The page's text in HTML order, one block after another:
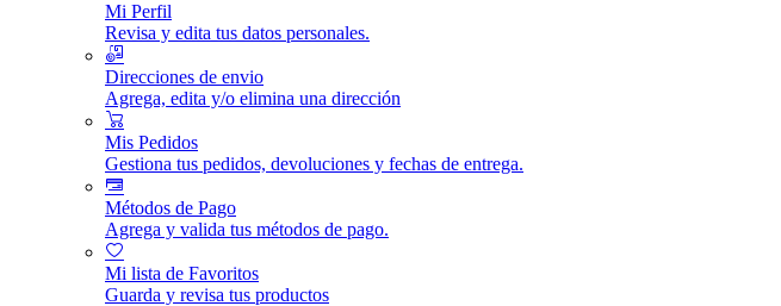
Mi Perfil
Revisa y edita tus datos personales.
Direcciones de envio
Agrega, edita y/o elimina una dirección
Mis Pedidos
Gestiona tus pedidos, devoluciones y fechas de entrega.
Métodos de Pago
Agrega y valida tus métodos de pago.
Mi lista de Favoritos
Guarda y revisa tus productos